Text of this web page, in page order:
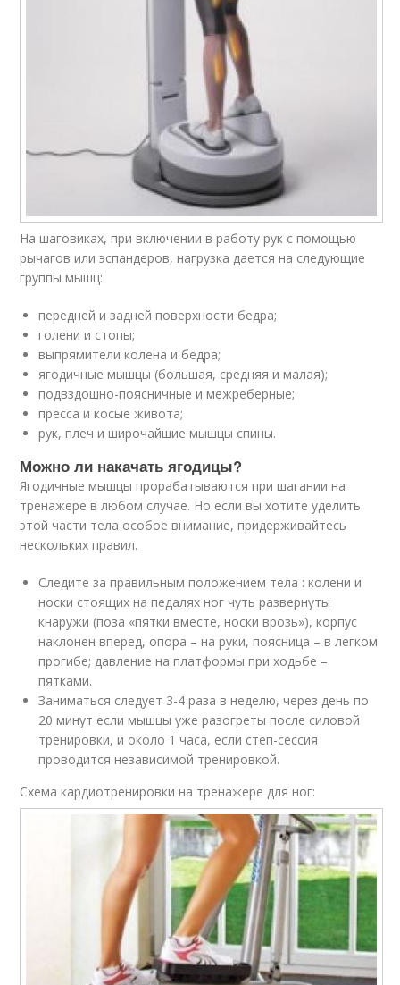
На шаговиках, при включении в работу рук с помощью
рычагов или эспандеров, нагрузка дается на следующие
группы мышц:
передней и задней поверхности бедра;
голени и стопы;
выпрямители колена и бедра;
ягодичные мышцы (большая, средняя и малая);
подвздошно-поясничные и межреберные;
пресса и косые живота;
рук, плеч и широчайшие мышцы спины.
Можно ли накачать ягодицы?
Ягодичные мышцы прорабатываются при шагании на
тренажере в любом случае. Но если вы хотите уделить
этой части тела особое внимание, придерживайтесь
нескольких правил.
Следите за правильным положением тела : колени и
носки стоящих на педалях ног чуть развернуты
кнаружи (поза «пятки вместе, носки врозь»), корпус
наклонен вперед, опора – на руки, поясница – в легком
прогибе; давление на платформы при ходьбе –
пятками.
Заниматься следует 3-4 раза в неделю, через день по
20 минут если мышцы уже разогреты после силовой
тренировки, и около 1 часа, если степ-сессия
проводится независимой тренировкой.
Схема кардиотренировки на тренажере для ног: